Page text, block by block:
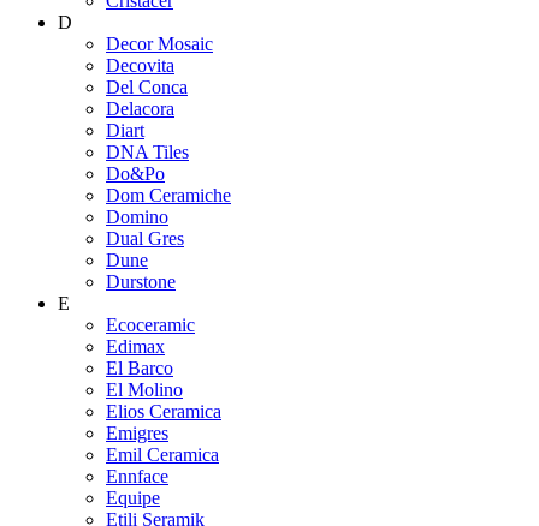
D
Decor Mosaic
Decovita
Del Conca
Delacora
Diart
DNA Tiles
Do&Po
Dom Ceramiche
Domino
Dual Gres
Dune
Durstone
E
Ecoceramic
Edimax
El Barco
El Molino
Elios Ceramica
Emigres
Emil Ceramica
Ennface
Equipe
Etili Seramik